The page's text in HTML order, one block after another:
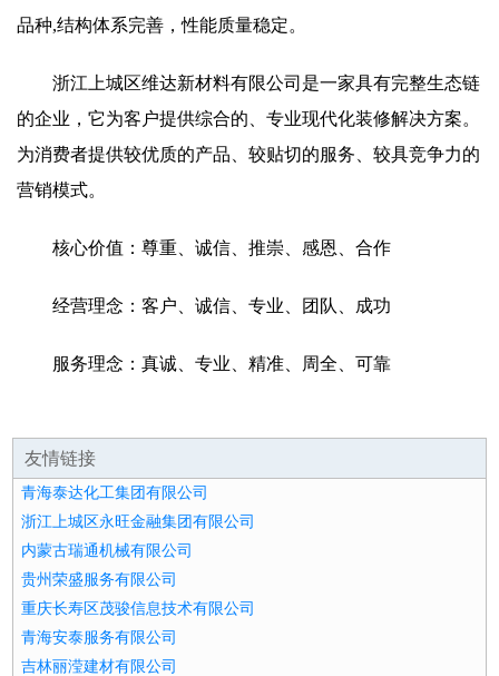
品种,结构体系完善，性能质量稳定。
浙江上城区维达新材料有限公司是一家具有完整生态链
的企业，它为客户提供综合的、专业现代化装修解决方案。
为消费者提供较优质的产品、较贴切的服务、较具竞争力的
营销模式。
核心价值：尊重、诚信、推崇、感恩、合作
经营理念：客户、诚信、专业、团队、成功
服务理念：真诚、专业、精准、周全、可靠
友情链接
青海泰达化工集团有限公司
浙江上城区永旺金融集团有限公司
内蒙古瑞通机械有限公司
贵州荣盛服务有限公司
重庆长寿区茂骏信息技术有限公司
青海安泰服务有限公司
吉林丽滢建材有限公司